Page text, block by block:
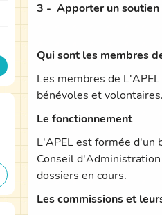
3 - Apporter un soutien
Qui sont les membres
Les membres de
bénévoles et volontaires.
Le fonctionnement
L'APEL est formée d'un
Conseil
dossiers en cours.
Les commissions et